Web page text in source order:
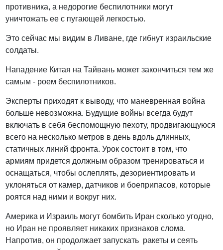
противника, а недорогие беспилотники могут
уничтожать ее с пугающей легкостью.
Это сейчас мы видим в Ливане, где гибнут израильские
солдаты.
Нападение Китая на Тайвань может закончиться тем же
самым - роем беспилотников.
Эксперты приходят к выводу, что маневренная война
больше невозможна. Будущие войны всегда будут
включать в себя беспомощную пехоту, продвигающуюся
всего на несколько метров в день вдоль длинных,
статичных линий фронта. Урок состоит в том, что
армиям придется должным образом тренироваться и
оснащаться, чтобы ослеплять, дезориентировать и
уклоняться от камер, датчиков и боеприпасов, которые
роятся над ними и вокруг них.
Америка и Израиль могут бомбить Иран сколько угодно,
но Иран не проявляет никаких признаков слома.
Напротив, он продолжает запускать ракеты и сеять